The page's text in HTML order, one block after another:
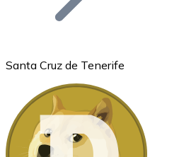
Ethereum
Santa Cruz de Tenerife